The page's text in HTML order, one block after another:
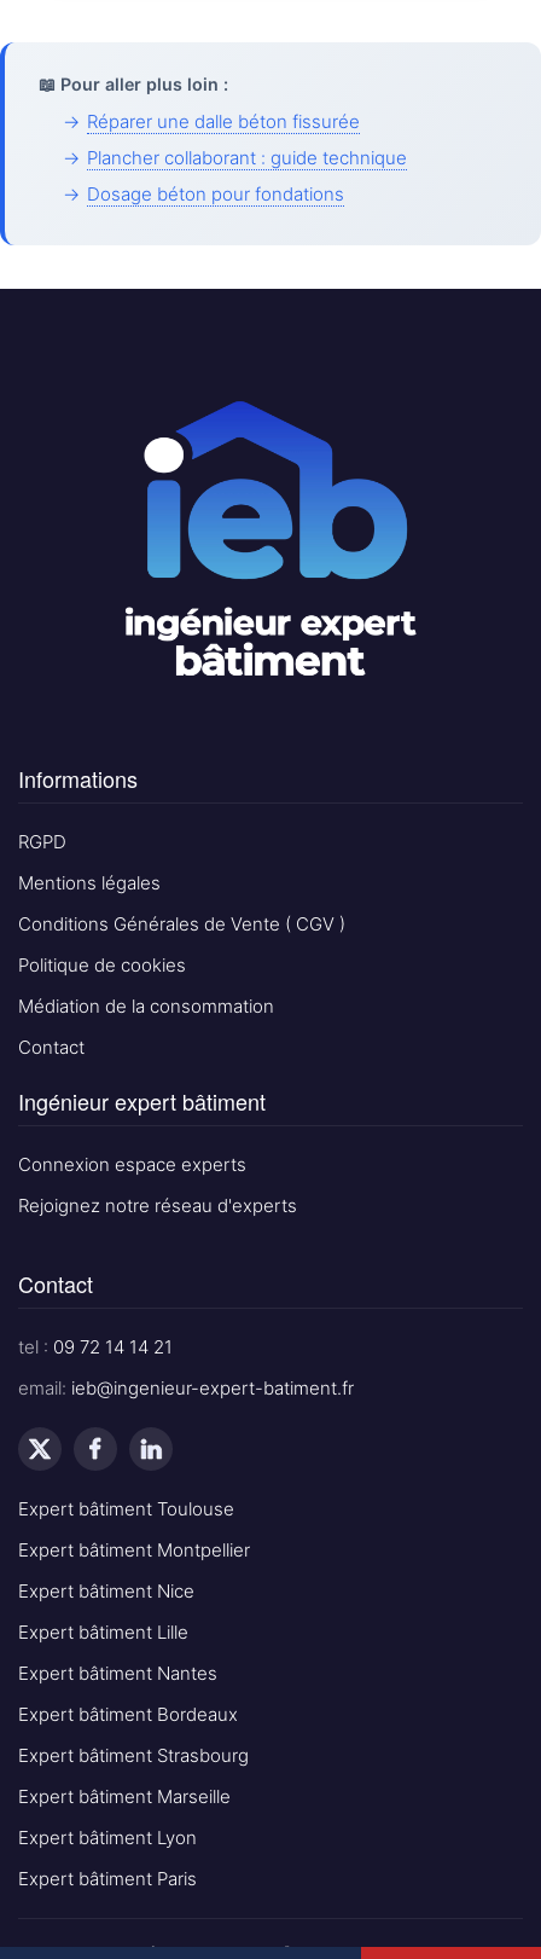
📖 Pour aller plus loin :
→ Réparer une dalle béton fissurée
→ Plancher collaborant : guide technique
→ Dosage béton pour fondations
Informations
RGPD
Mentions légales
Conditions Générales de Vente ( CGV )
Politique de cookies
Médiation de la consommation
Contact
Ingénieur expert bâtiment
Connexion espace experts
Rejoignez notre réseau d'experts
Contact
tel : 09 72 14 14 21
email: ieb@ingenieur-expert-batiment.fr
Expert bâtiment Toulouse
Expert bâtiment Montpellier
Expert bâtiment Nice
Expert bâtiment Lille
Expert bâtiment Nantes
Expert bâtiment Bordeaux
Expert bâtiment Strasbourg
Expert bâtiment Marseille
Expert bâtiment Lyon
Expert bâtiment Paris
© 2025 - INGÉNIEUR EXPERT BÂTIMENT IEB TOUS DROITS